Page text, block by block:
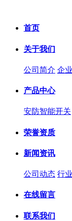
首页
关于我们
公司简介 企
产品中心
安防智能开关
荣誉资质
新闻资讯
公司动态 行
在线留言
联系我们